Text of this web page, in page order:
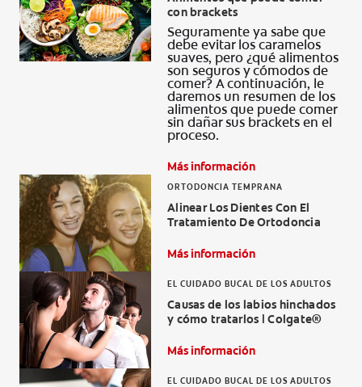
CHEQUEO DE SALUD BUCAL
CORRESPONDENCIA DE PRODUCTOS
PROMOCIONES
SUSCRÍBASE
con brackets
Seguramente ya sabe que
debe evitar los caramelos
suaves, pero ¿qué alimentos
son seguros y cómodos de
comer? A continuación, le
daremos un resumen de los
alimentos que puede comer
sin dañar sus brackets en el
proceso.
Más información
ORTODONCIA TEMPRANA
Alinear Los Dientes Con El
Tratamiento De Ortodoncia
Más información
EL CUIDADO BUCAL DE LOS ADULTOS
Causas de los labios hinchados
y cómo tratarlos | Colgate®
Más información
EL CUIDADO BUCAL DE LOS ADULTOS